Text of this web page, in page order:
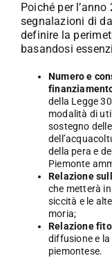
Poiché per
segnalazioni di
definire la
basandosi
Numero e
della Legge
modalità di
sostegno
della pera e
Piemonte
Relazione
che metterà
siccità e le
moria;
Relazione
diffusione e
piemontese.